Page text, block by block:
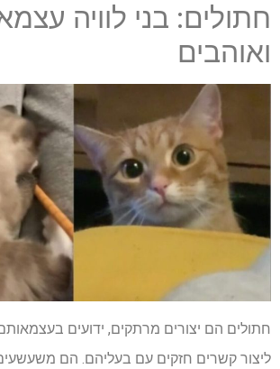
חתולים: בני לוויה
ואוהבים
חתולים הם יצורים מרתקים, ידועים
ליצור קשרים חזקים עם בעליהם. הם